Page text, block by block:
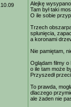
Alejkę
Tam był taki
O ile sobie
Trzech
splunięcia,
a koronami
Nie pamiętam,
Oglądam filmy o
o ile tam może
Przyszedł
To prawda,
dlaczego
ale żaden nie